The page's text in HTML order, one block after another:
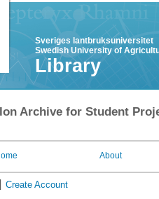
Sveriges lantbruksuniversitet
Swedish University of
Library
Archive for Student
About
Create Account